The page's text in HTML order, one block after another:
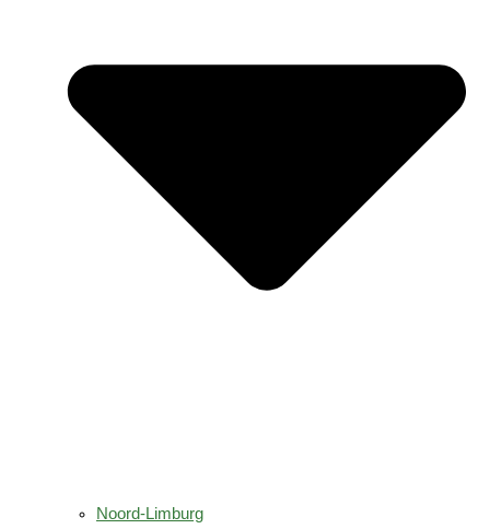
Noord-Limburg